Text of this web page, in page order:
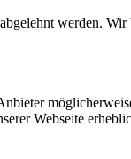
werden.
Webseite